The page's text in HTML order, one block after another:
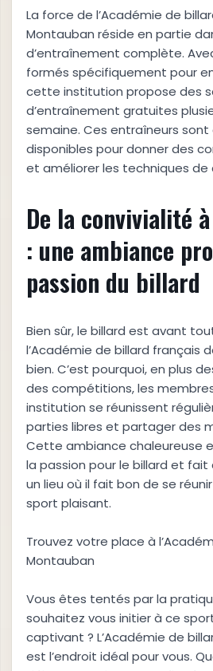
La force de l’Académie de
Montauban réside en partie
d’entraînement complète.
formés spécifiquement pour
cette institution propose des
d’entraînement gratuites
semaine. Ces entraîneurs
disponibles pour donner des
et améliorer les techniques de
De la convivialité
: une ambiance
passion du billard
Bien sûr, le billard est avant
l’Académie de billard français
bien. C’est pourquoi, en plus
des compétitions, les
institution se réunissent
parties libres et partager des
Cette ambiance chaleureuse
la passion pour le billard et
un lieu où il fait bon de se
sport plaisant.
Trouvez votre place à
Montauban
Vous êtes tentés par la
souhaitez vous initier à ce
captivant ? L’Académie de
est l’endroit idéal pour vous.